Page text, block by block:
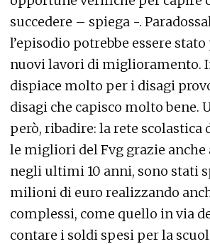
succedere – spiega -.
l’episodio potrebbe essere
nuovi lavori di miglioramento.
dispiace molto per i disagi
disagi che capisco molto bene.
però, ribadire: la rete scolastica
le migliori del Fvg grazie anche
negli ultimi 10 anni, sono stati
milioni di euro realizzando
complessi, come quello in via
contare i soldi spesi per la